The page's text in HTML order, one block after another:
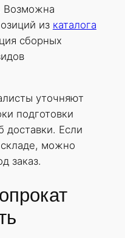
Возможна
из каталога
сборных
уточняют
подготовки
доставки. Если
можно
заказ.